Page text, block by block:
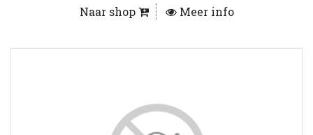
Naar shop Meer info